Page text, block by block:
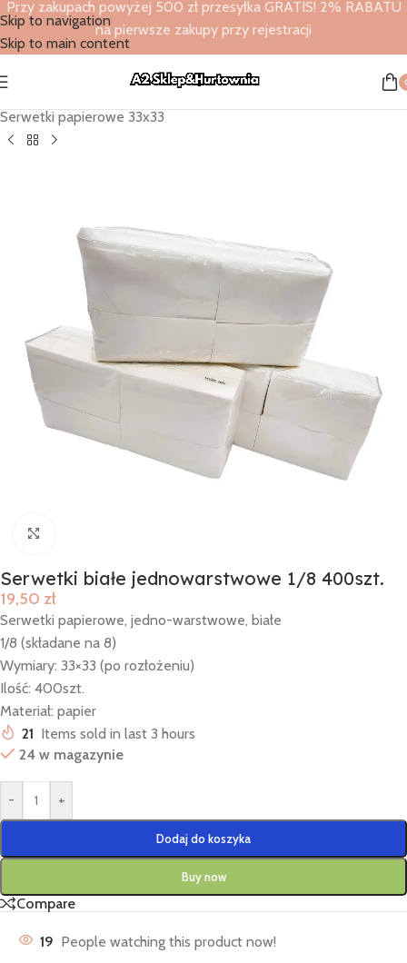
Skip to navigation
Skip to main content
Przy zakupach powyżej 500 zł przesyłka GRATIS! 2% RABATU
na pierwsze zakupy przy rejestracji
Strona główna Serwetki papierowe
Serwetki papierowe 33x33
Serwetki białe jednowarstwowe 1/8 400szt.
19,50 zł
Serwetki papierowe, jedno-warstwowe, białe
1/8 (składane na 8)
Wymiary: 33×33 (po rozłożeniu)
Ilość: 400szt.
Materiał: papier
21 Items sold in last 3 hours
24 w magazynie
- +
Dodaj do koszyka
Buy now
Compare
19 People watching this product now!